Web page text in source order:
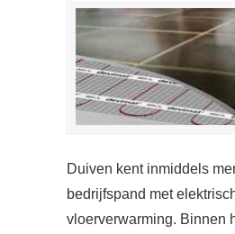
Duiven kent inmiddels
bedrijfspand met
vloerverwarming. Binnen